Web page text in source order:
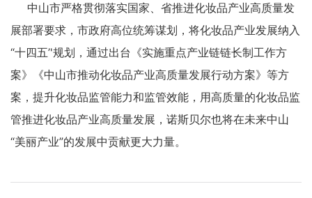
中山市严格贯彻落实国家、省推进化妆品产业高质量发
展部署要求，市政府高位统筹谋划，将化妆品产业发展纳入
“十四五’'规划，通过出台《实施重点产业链链长制工作方
案》《中山市推动化妆品产业高质量发展行动方案》等方
案，提升化妆品监管能力和监管效能，用高质量的化妆品监
管推进化妆品产业高质量发展，诺斯贝尔也将在未来中山
“美丽产业”的发展中贡献更大力量。